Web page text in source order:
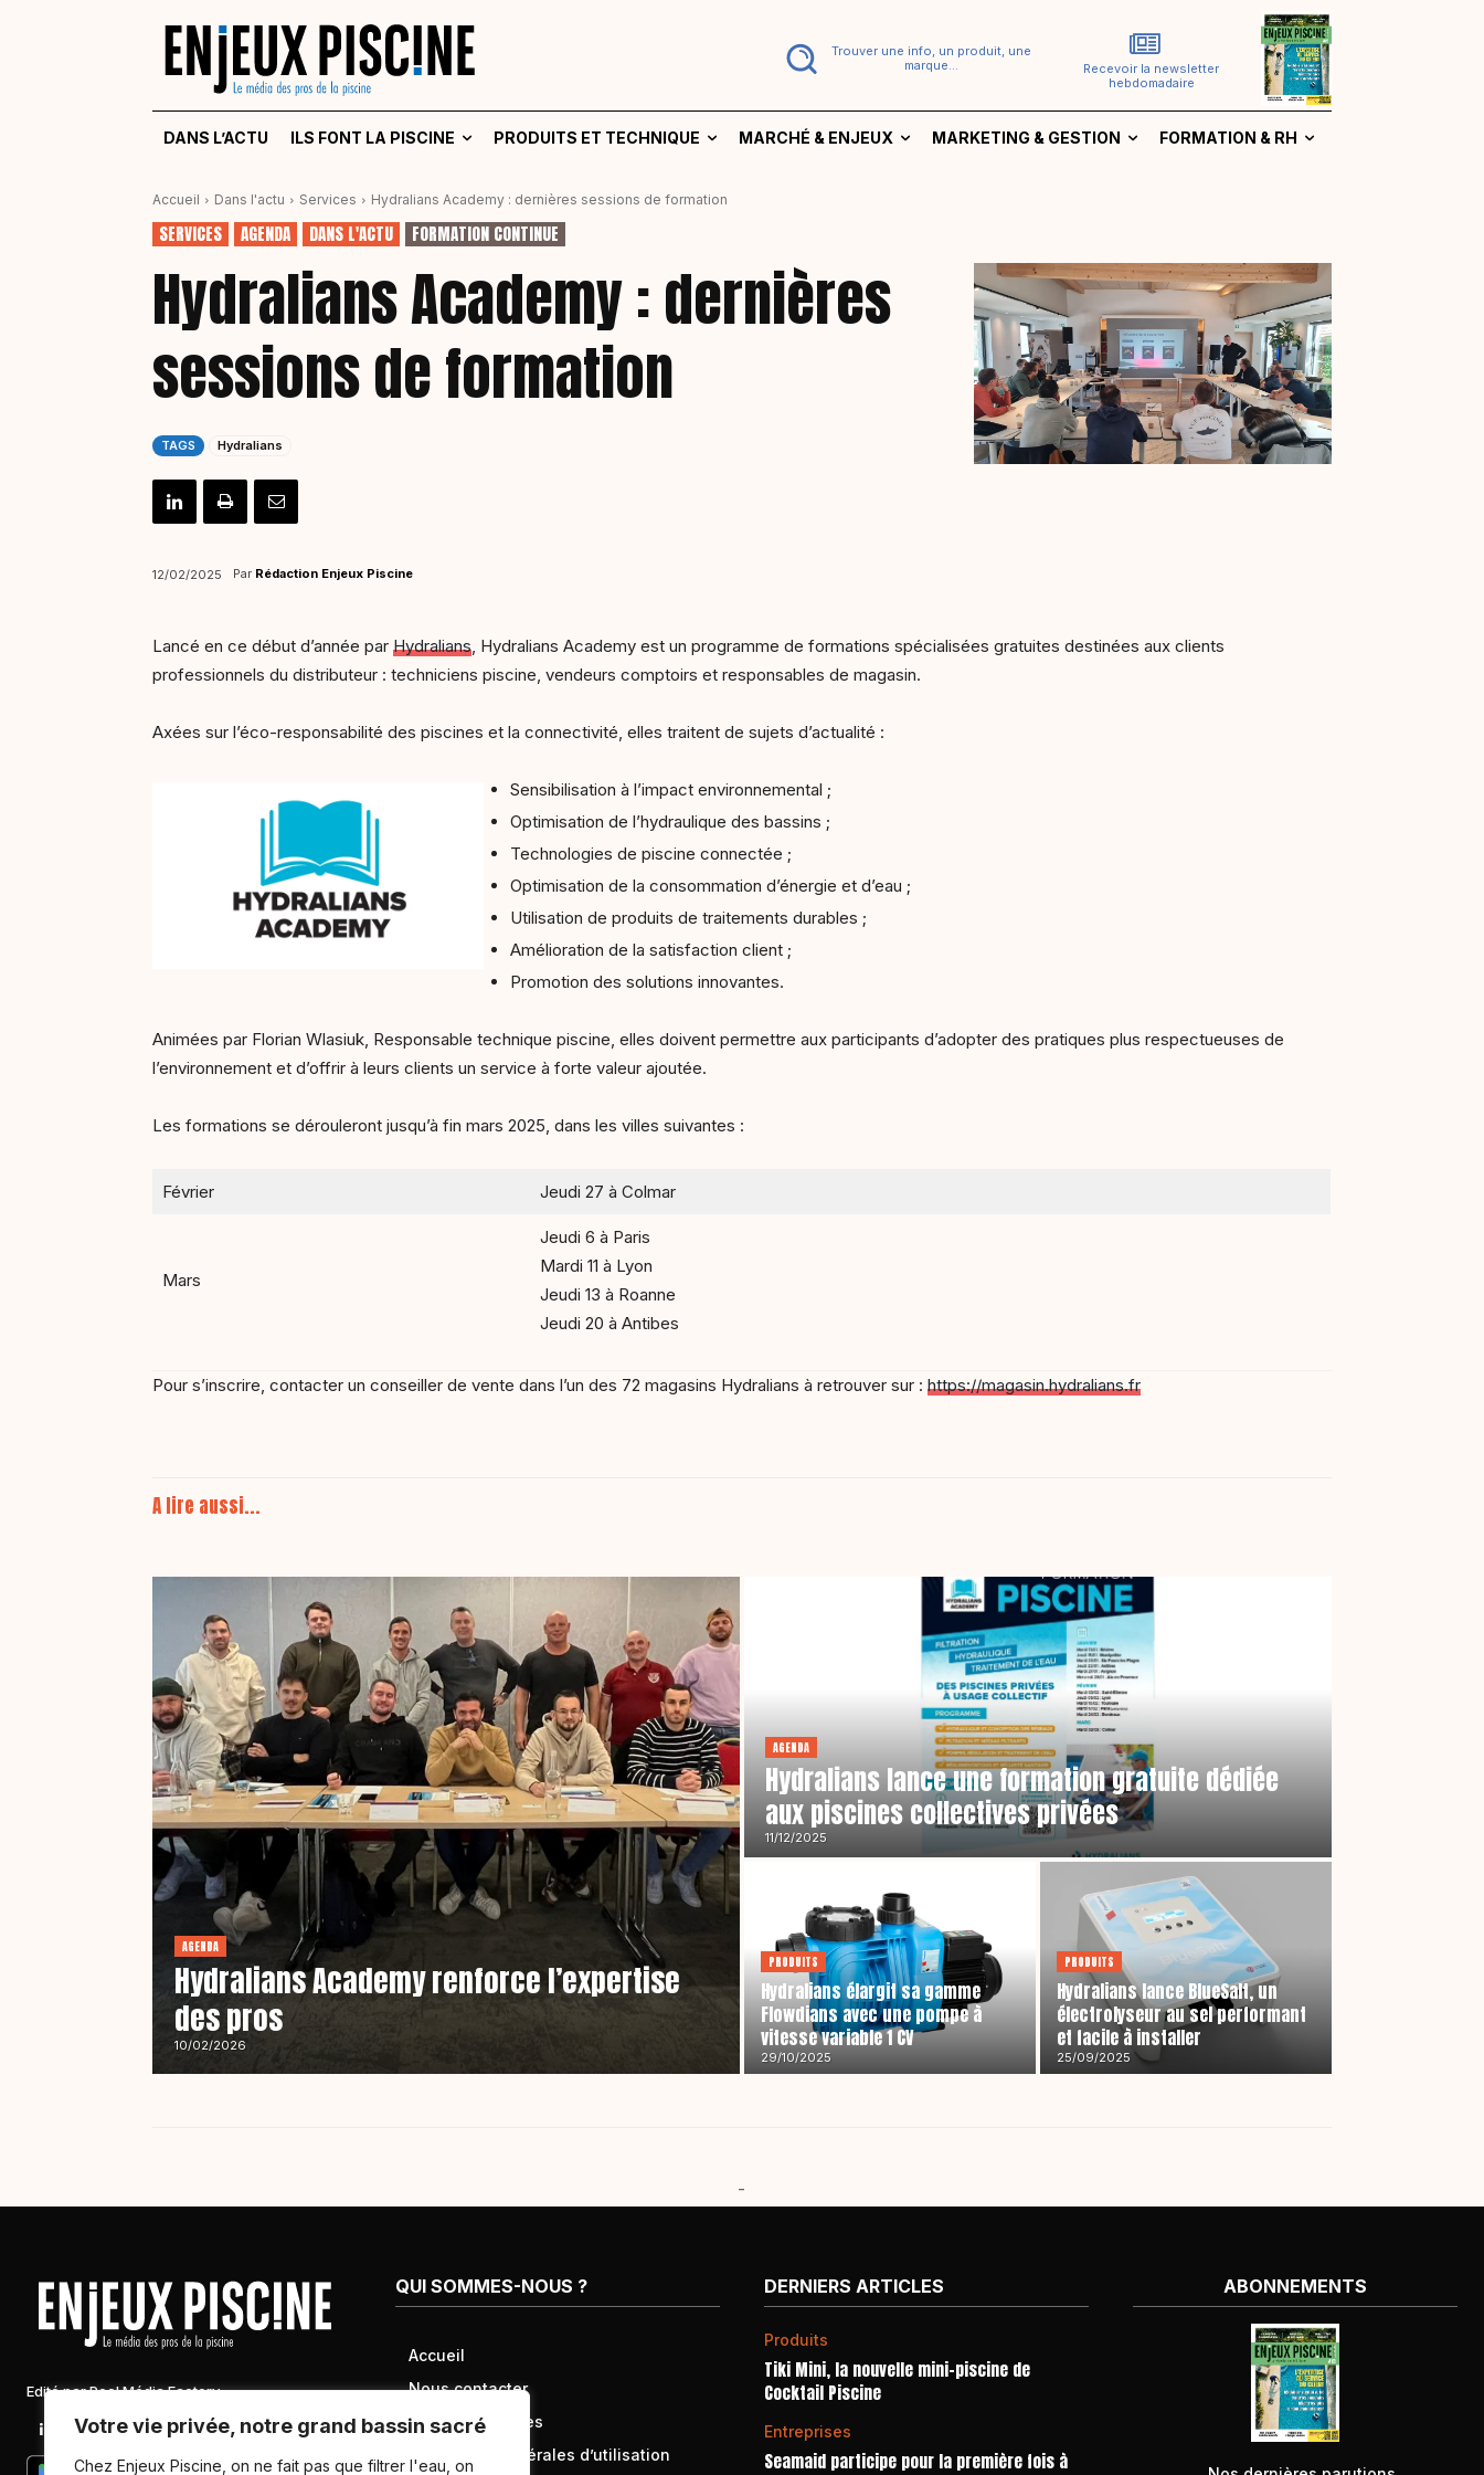
Votre vie privée, notre grand bassin sacré
Chez Enjeux Piscine, on ne fait pas que filtrer l'eau, on
Trouver une info, un produit, une
marque...
Recevoir la newsletter
hebdomadaire
DANS L’ACTU ILS FONT LA PISCINE PRODUITS ET TECHNIQUE MARCHÉ & ENJEUX MARKETING & GESTION FORMATION & RH
Accueil Dans l'actu Services Hydralians Academy : dernières sessions de formation
SERVICES AGENDA DANS L'ACTU FORMATION CONTINUE
Hydralians Academy : dernières
sessions de formation
TAGS Hydralians
12/02/2025 Par Rédaction Enjeux Piscine
Lancé en ce début d’année par Hydralians, Hydralians Academy est un programme de formations spécialisées gratuites destinées aux clients
professionnels du distributeur : techniciens piscine, vendeurs comptoirs et responsables de magasin.
Axées sur l’éco-responsabilité des piscines et la connectivité, elles traitent de sujets d’actualité :
Sensibilisation à l’impact environnemental ;
Optimisation de l’hydraulique des bassins ;
Technologies de piscine connectée ;
Optimisation de la consommation d’énergie et d’eau ;
Utilisation de produits de traitements durables ;
Amélioration de la satisfaction client ;
Promotion des solutions innovantes.
Animées par Florian Wlasiuk, Responsable technique piscine, elles doivent permettre aux participants d’adopter des pratiques plus respectueuses de
l’environnement et d’offrir à leurs clients un service à forte valeur ajoutée.
Les formations se dérouleront jusqu’à fin mars 2025, dans les villes suivantes :
Février Jeudi 27 à Colmar
Mars
Jeudi 6 à Paris
Mardi 11 à Lyon
Jeudi 13 à Roanne
Jeudi 20 à Antibes
Pour s’inscrire, contacter un conseiller de vente dans l’un des 72 magasins Hydralians à retrouver sur : https://magasin.hydralians.fr
A lire aussi...
AGENDA
Hydralians Academy renforce l’expertise
des pros
10/02/2026
AGENDA
Hydralians lance une formation gratuite dédiée
aux piscines collectives privées
11/12/2025
PRODUITS
Hydralians élargit sa gamme
Flowdians avec une pompe à
vitesse variable 1 CV
29/10/2025
PRODUITS
Hydralians lance BlueSalt, un
électrolyseur au sel performant
et facile à installer
25/09/2025
-
Edité par Pool Média Factory
Linkedin Newsletter
QUI SOMMES-NOUS ?
Accueil
Nous contacter
Mentions légales
Conditions générales d’utilisation
DERNIERS ARTICLES
Produits
Tiki Mini, la nouvelle mini-piscine de
Cocktail Piscine
Entreprises
Seamaid participe pour la première fois à
ABONNEMENTS